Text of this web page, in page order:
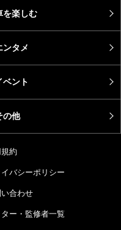
を楽しむ
ンタメ
ベント
の他
約
バシーポリシー
い合わせ
ー・監修者一覧